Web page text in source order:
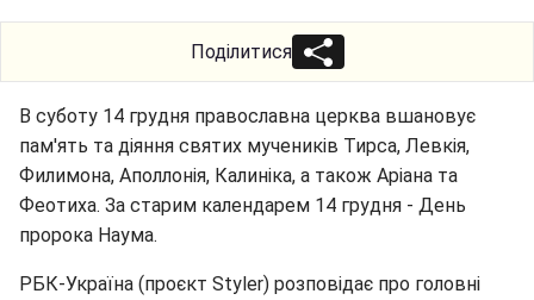
Поділитися
В суботу 14 грудня православна церква вшановує
пам'ять та діяння святих мучеників Тирса, Левкія,
Филимона, Аполлонія, Калиніка, а також Аріана та
Феотиха. За старим календарем 14 грудня - День
пророка Наума.
РБК-Україна (проєкт Styler) розповідає про головні